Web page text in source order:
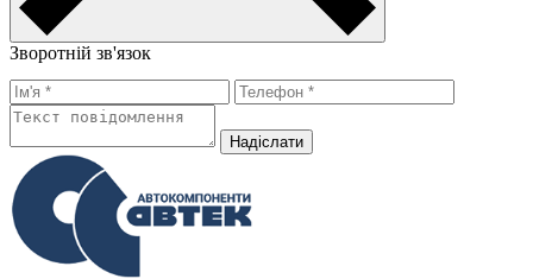
Зворотній зв'язок
Надiслати